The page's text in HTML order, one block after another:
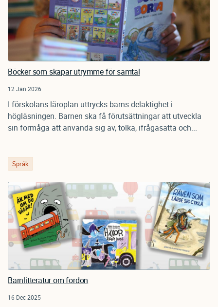
Böcker som skapar utrymme för samtal
12 Jan 2026
I förskolans läroplan uttrycks barns delaktighet i
högläsningen. Barnen ska få förutsättningar att utveckla
sin förmåga att använda sig av, tolka, ifrågasätta och...
Språk
Barnlitteratur om fordon
16 Dec 2025